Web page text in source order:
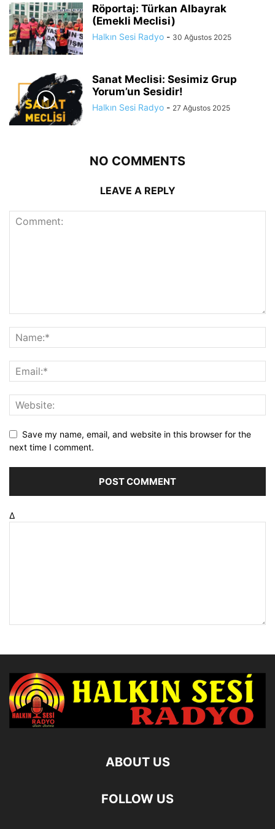
Röportaj: Türkan Albayrak
(Emekli Meclisi)
Halkın Sesi Radyo - 30 Ağustos 2025
Sanat Meclisi: Sesimiz Grup
Yorum’un Sesidir!
Halkın Sesi Radyo - 27 Ağustos 2025
NO COMMENTS
LEAVE A REPLY
Save my name, email, and website in this browser for the
next time I comment.
Δ
ABOUT US
FOLLOW US